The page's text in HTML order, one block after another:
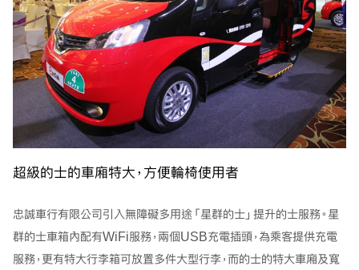
超級的士的車廂特大，方便輪椅使用者
忠誠車行有限公司引入無障礙多用途「星群的士」提升的士服務。星
群的士車箱內配有WiFi服務，兩個USB充電插頭，為乘客提供充電
服務，更有特大行李箱可放置多件大型行李，而的士的特大車廂及寬